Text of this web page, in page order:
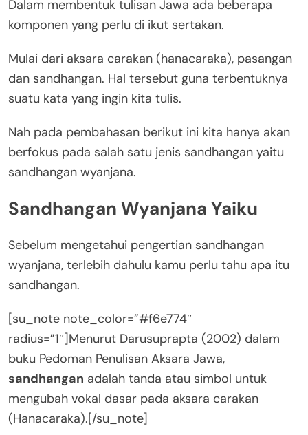
Dalam membentuk tulisan Jawa ada beberapa
komponen yang perlu di ikut sertakan.
Mulai dari aksara carakan (hanacaraka), pasangan
dan sandhangan. Hal tersebut guna terbentuknya
suatu kata yang ingin kita tulis.
Nah pada pembahasan berikut ini kita hanya akan
berfokus pada salah satu jenis sandhangan yaitu
sandhangan wyanjana.
Sandhangan Wyanjana Yaiku
Sebelum mengetahui pengertian sandhangan
wyanjana, terlebih dahulu kamu perlu tahu apa itu
sandhangan.
[su_note note_color=”#f6e774″
radius=”1″]Menurut Darusuprapta (2002) dalam
buku Pedoman Penulisan Aksara Jawa,
sandhangan adalah tanda atau simbol untuk
mengubah vokal dasar pada aksara carakan
(Hanacaraka).[/su_note]